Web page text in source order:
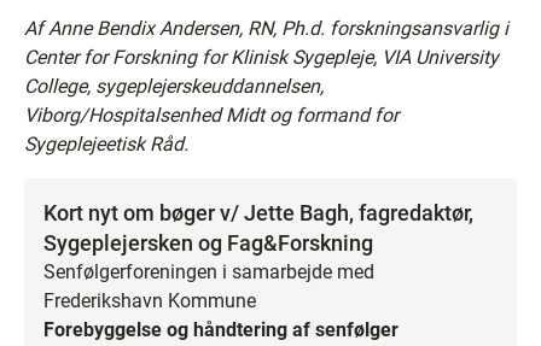
Af Anne Bendix Andersen, RN, Ph.d. forskningsansvarlig i
Center for Forskning for Klinisk Sygepleje, VIA University
College, sygeplejerskeuddannelsen,
Viborg/Hospitalsenhed Midt og formand for
Sygeplejeetisk Råd.
Kort nyt om bøger v/ Jette Bagh, fagredaktør,
Sygeplejersken og Fag&Forskning
Senfølgerforeningen i samarbejde med
Frederikshavn Kommune
Forebyggelse og håndtering af senfølger